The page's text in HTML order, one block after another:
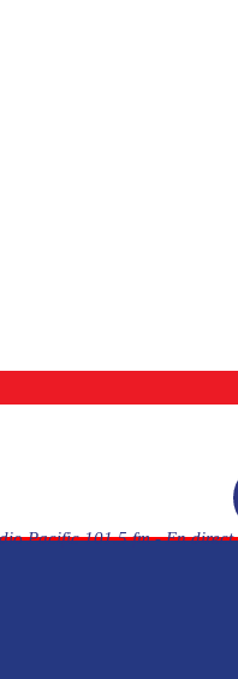
Pacific 101.5 fm - En direct